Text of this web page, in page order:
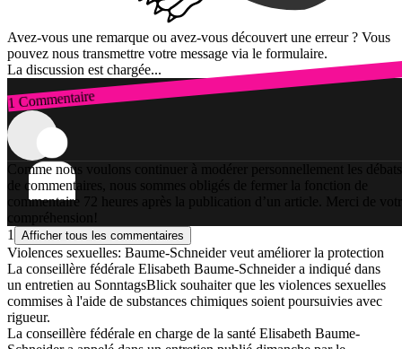
Avez-vous une remarque ou avez-vous découvert une erreur ? Vous
pouvez nous transmettre votre message via le formulaire.
La discussion est chargée...
1 Commentaire
Connexion
Comme nous voulons continuer à modérer personnellement les débats
de commentaires, nous sommes obligés de fermer la fonction de
commentaire 72 heures après la publication d’un article. Merci de
compréhension!
1
Afficher tous les commentaires
Violences sexuelles: Baume-Schneider veut améliorer la protection
La conseillère fédérale Elisabeth Baume-Schneider a indiqué dans
un entretien au SonntagsBlick souhaiter que les violences sexuelles
commises à l'aide de substances chimiques soient poursuivies avec
rigueur.
La conseillère fédérale en charge de la santé Elisabeth Baume-